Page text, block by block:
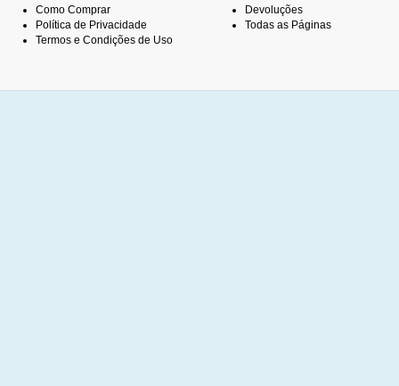
Como Comprar
Política de Privacidade
Termos e Condições de Uso
Devoluções
Todas as Páginas